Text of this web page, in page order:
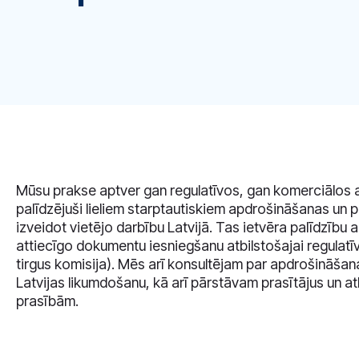
Mūsu prakse aptver gan regulatīvos, gan
palīdzējuši lieliem starptautiskiem apdrošināšanas un
izveidot vietējo darbību Latvijā. Tas ietvēra palīdzību
attiecīgo dokumentu iesniegšanu atbilstošajai
tirgus komisija). Mēs arī konsultējam par
Latvijas likumdošanu, kā arī pārstāvam prasītājus un
prasībām.